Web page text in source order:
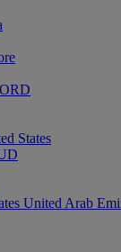
States
United Arab